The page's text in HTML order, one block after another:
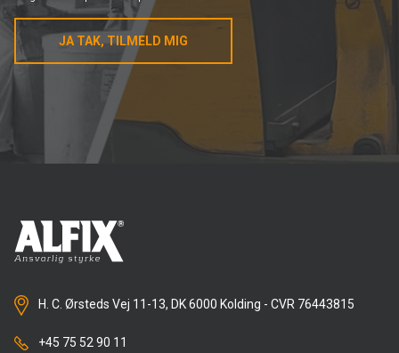
JA TAK, TILMELD MIG
H. C. Ørsteds Vej 11-13, DK 6000 Kolding - CVR 76443815
+45 75 52 90 11